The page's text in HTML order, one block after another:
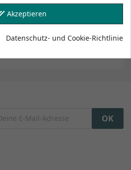
Artikeldetails
Akzeptieren
Datenschutz- und Cookie-Richtlinie